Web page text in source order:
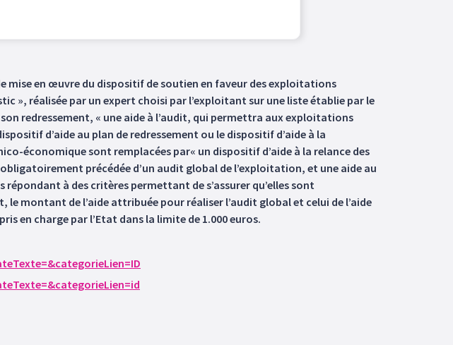
mise en œuvre du dispositif de soutien en faveur des exploitations
», réalisée par un expert choisi par l’exploitant sur une liste établie par le
redressement, « une aide à l’audit, qui permettra aux exploitations
d’aide au plan de redressement ou le dispositif d’aide à la
économique sont remplacées par« un dispositif d’aide à la relance des
précédée d’un audit global de l’exploitation, et une aide au
à des critères permettant de s’assurer qu’elles sont
montant de l’aide attribuée pour réaliser l’audit global et celui de l’aide
en charge par l’Etat dans la limite de 1.000 euros.